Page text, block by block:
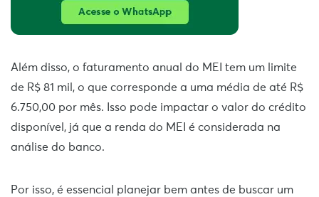
Além disso, o faturamento anual do MEI tem um limite
de R$ 81 mil, o que corresponde a uma média de até R$
6.750,00 por mês. Isso pode impactar o valor do crédito
disponível, já que a renda do MEI é considerada na
análise do banco.
Por isso, é essencial planejar bem antes de buscar um